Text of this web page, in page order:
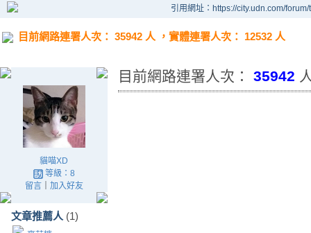
引用網址：https://city.udn.com/
目前網路連署人次： 35942 人 ，實體連署人次： 12532 人
貓喵XD
等級：8
留言｜ 加入好友
文章推薦人 (1)
目前網路連署人次： 35942